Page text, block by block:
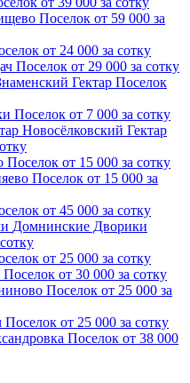
Поселок от 59 000 за
от 24 000 за сотку
Поселок от 29 000 за сотку
Гектар Поселок
Поселок от 7 000 за сотку
Новосёлковский Гектар
Поселок от 15 000 за сотку
Поселок от 15 000 за
от 45 000 за сотку
Домнинские Дворики
от 25 000 за сотку
Поселок от 30 000 за сотку
Поселок от 25 000 за
Поселок от 25 000 за сотку
Поселок от 38 000